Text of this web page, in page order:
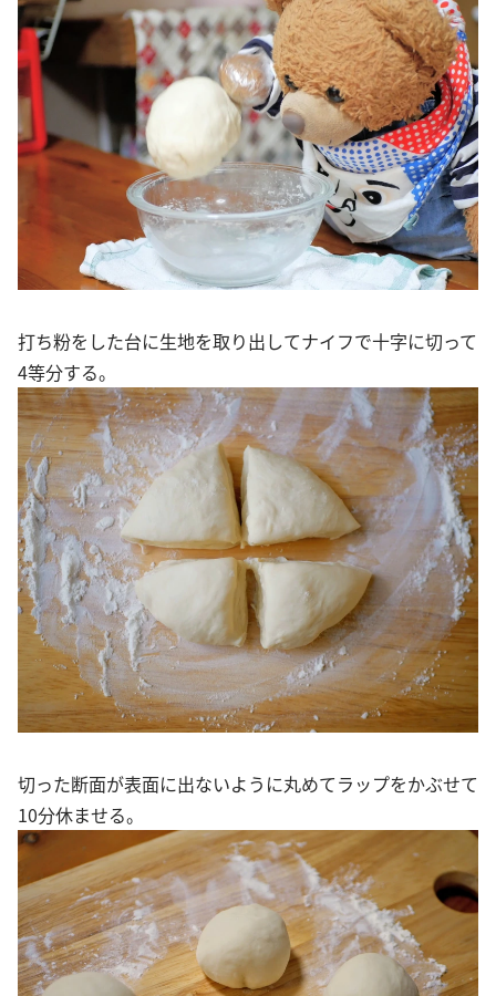
打ち粉をした台に生地を取り出してナイフで十字に切って
4等分する。
切った断面が表面に出ないように丸めてラップをかぶせて
10分休ませる。